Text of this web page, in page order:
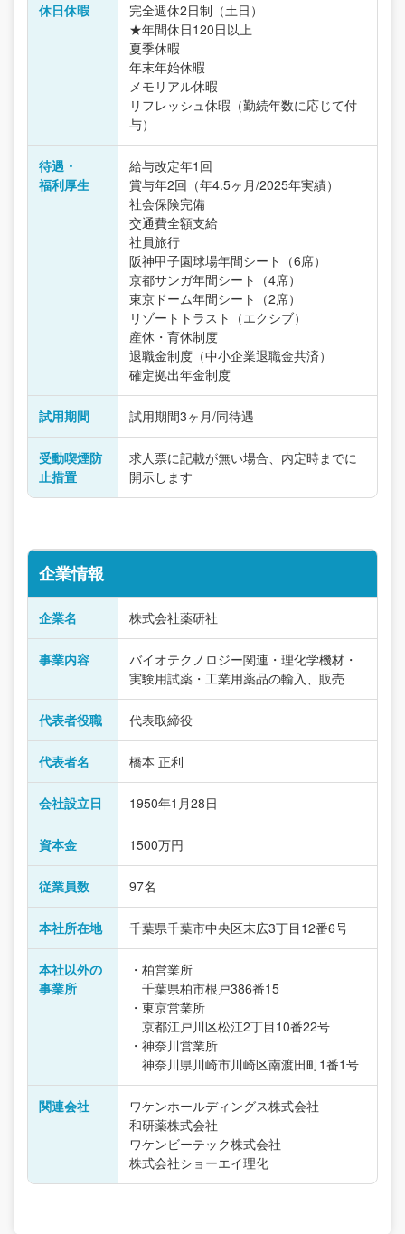
休日休暇
完全週休2日制（土日）
★年間休日120日以上
夏季休暇
年末年始休暇
メモリアル休暇
リフレッシュ休暇（勤続年数に応じて付
与）
待遇・
福利厚生
給与改定年1回
賞与年2回（年4.5ヶ月/2025年実績）
社会保険完備
交通費全額支給
社員旅行
阪神甲子園球場年間シート（6席）
京都サンガ年間シート（4席）
東京ドーム年間シート（2席）
リゾートトラスト（エクシブ）
産休・育休制度
退職金制度（中小企業退職金共済）
確定拠出年金制度
試用期間 試用期間3ヶ月/同待遇
受動喫煙防
止措置
求人票に記載が無い場合、内定時までに
開示します
企業情報
企業名 株式会社薬研社
事業内容
バイオテクノロジー関連・理化学機材・
実験用試薬・工業用薬品の輸入、販売
代表者役職 代表取締役
代表者名 橋本 正利
会社設立日 1950年1月28日
資本金 1500万円
従業員数 97名
本社所在地 千葉県千葉市中央区末広3丁目12番6号
本社以外の
事業所
・柏営業所
千葉県柏市根戸386番15
・東京営業所
京都江戸川区松江2丁目10番22号
・神奈川営業所
神奈川県川崎市川崎区南渡田町1番1号
関連会社
ワケンホールディングス株式会社
和研薬株式会社
ワケンビーテック株式会社
株式会社ショーエイ理化